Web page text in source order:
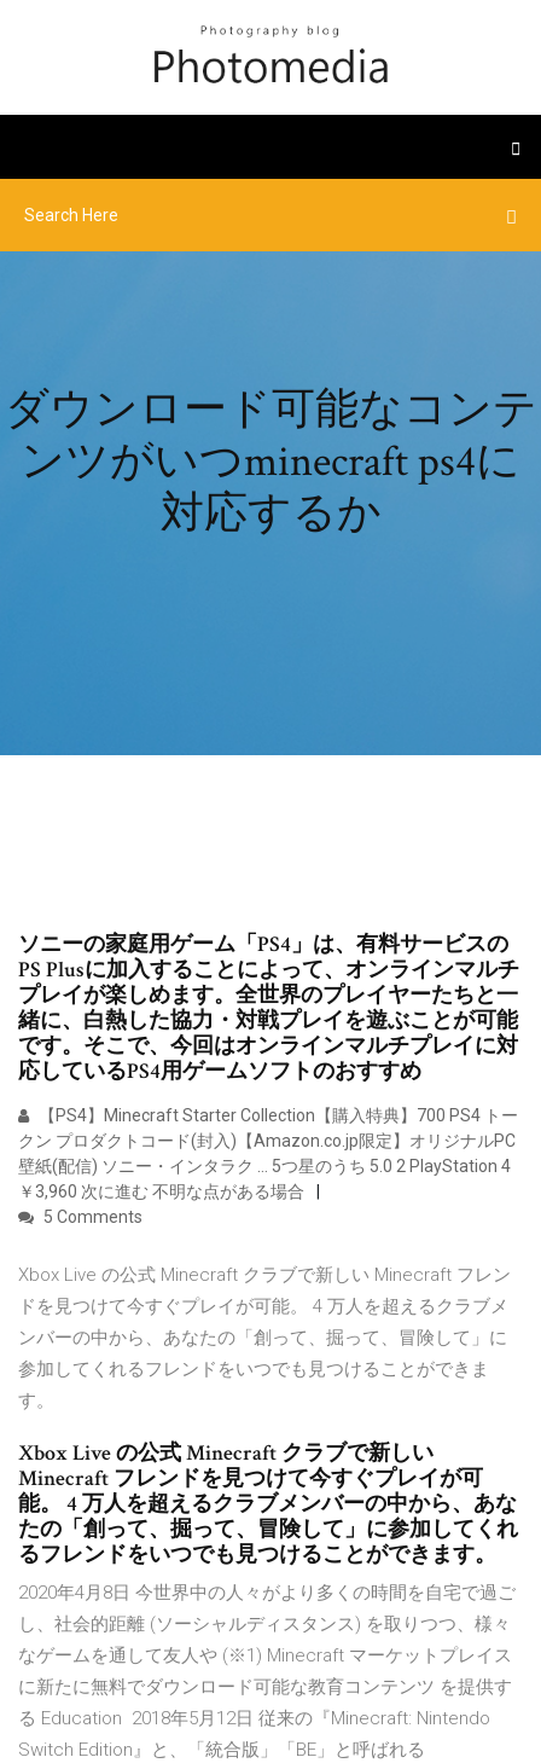
ダウンロード可能なコンテ
ンツがいつminecraft ps4に
対応するか
ソニーの家庭用ゲーム「PS4」は、有料サービスの
PS Plusに加入することによって、オンラインマルチ
プレイが楽しめます。全世界のプレイヤーたちと一
緒に、白熱した協力・対戦プレイを遊ぶことが可能
です。そこで、今回はオンラインマルチプレイに対
応しているPS4用ゲームソフトのおすすめ
【PS4】Minecraft Starter Collection【購入特典】700 PS4 トー
クン プロダクトコード(封入)【Amazon.co.jp限定】オリジナルPC
壁紙(配信) ソニー・インタラク … 5つ星のうち 5.0 2 PlayStation 4
￥3,960 次に進む 不明な点がある場合
5 Comments
Xbox Live の公式 Minecraft クラブで新しい Minecraft フレン
ドを見つけて今すぐプレイが可能。 4 万人を超えるクラブメ
ンバーの中から、あなたの「創って、掘って、冒険して」に
参加してくれるフレンドをいつでも見つけることができま
す。
Xbox Live の公式 Minecraft クラブで新しい
Minecraft フレンドを見つけて今すぐプレイが可
能。 4 万人を超えるクラブメンバーの中から、あな
たの「創って、掘って、冒険して」に参加してくれ
るフレンドをいつでも見つけることができます。
2020年4月8日 今世界中の人々がより多くの時間を自宅で過ご
し、社会的距離 (ソーシャルディスタンス) を取りつつ、様々
なゲームを通して友人や (※1) Minecraft マーケットプレイス
に新たに無料でダウンロード可能な教育コンテンツ を提供す
る Education 2018年5月12日 従来の『Minecraft: Nintendo
Switch Edition』と、「統合版」「BE」と呼ばれる